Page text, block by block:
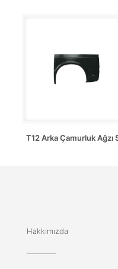
T12 Arka Çamurluk Ağzı
Hakkımızda